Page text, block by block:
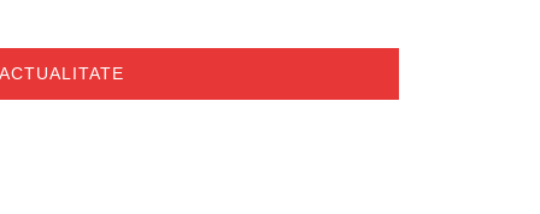
ACTUALITATE